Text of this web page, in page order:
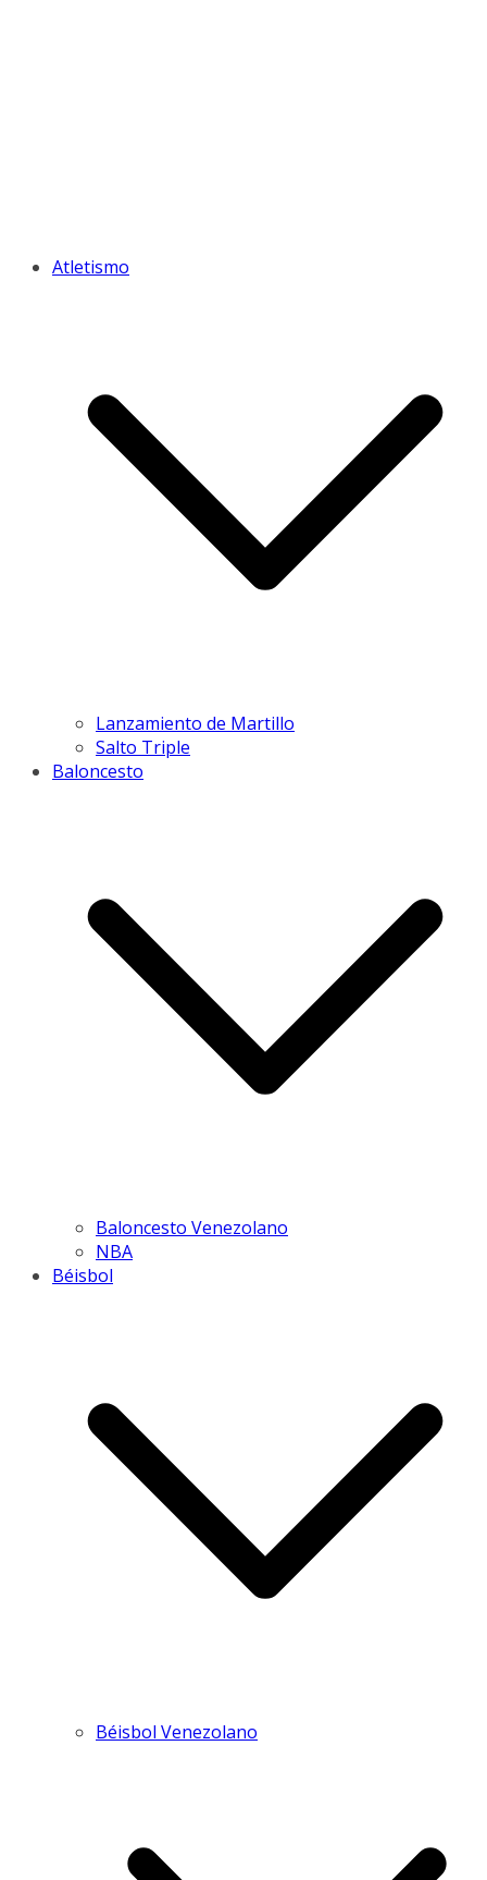
Atletismo
Lanzamiento de Martillo
Salto Triple
Baloncesto
Baloncesto Venezolano
NBA
Béisbol
Béisbol Venezolano